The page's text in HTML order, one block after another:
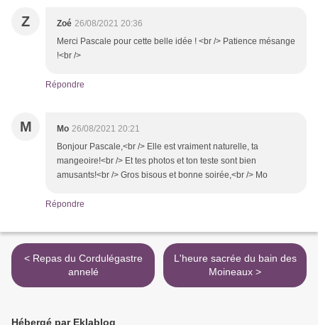
Z Zoé 26/08/2021 20:36
Merci Pascale pour cette belle idée ! <br /> Patience mésange
!<br />
Répondre
M Mo 26/08/2021 20:21
Bonjour Pascale,<br /> Elle est vraiment naturelle, ta
mangeoire!<br /> Et tes photos et ton teste sont bien
amusants!<br /> Gros bisous et bonne soirée,<br /> Mo
Répondre
< Repas du Cordulégastre
annelé
L'heure sacrée du bain des
Moineaux >
Hébergé par Eklablog